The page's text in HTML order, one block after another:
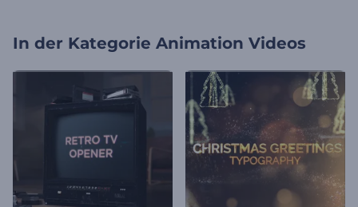
In der Kategorie Animation Videos